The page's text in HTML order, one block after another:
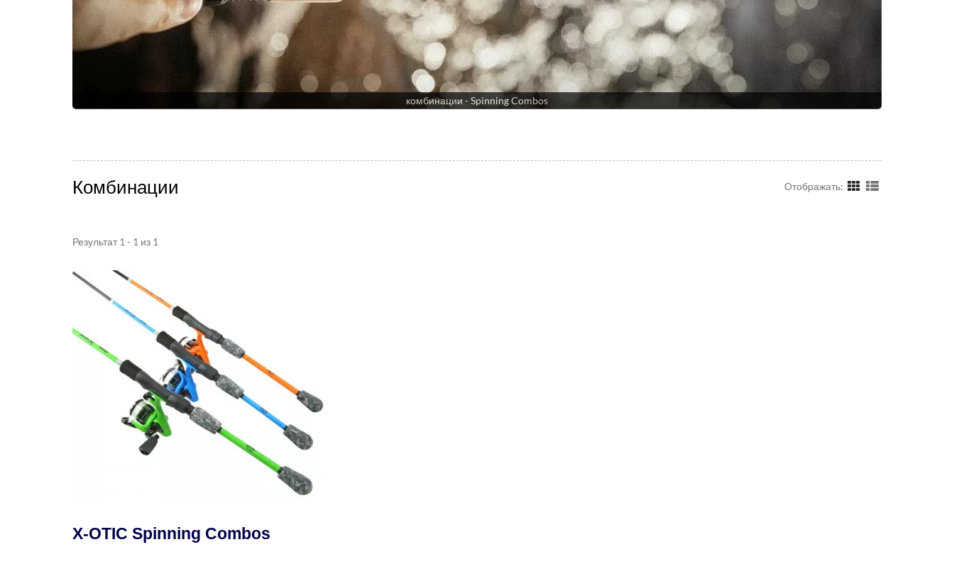
комбинации - Spinning Combos
Комбинации Отображать:
Результат 1 - 1 из 1
X-OTIC Spinning Combos